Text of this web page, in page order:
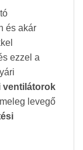
és akár
ezzel a
ventilátorok
levegő